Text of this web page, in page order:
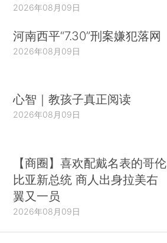
2026年08月09日
河南西平“7.30”刑案嫌犯落网
2026年08月09日
心智｜教孩子真正阅读
2026年08月09日
【商圈】喜欢配戴名表的哥伦
比亚新总统 商人出身拉美右
翼又一员
2026年08月09日